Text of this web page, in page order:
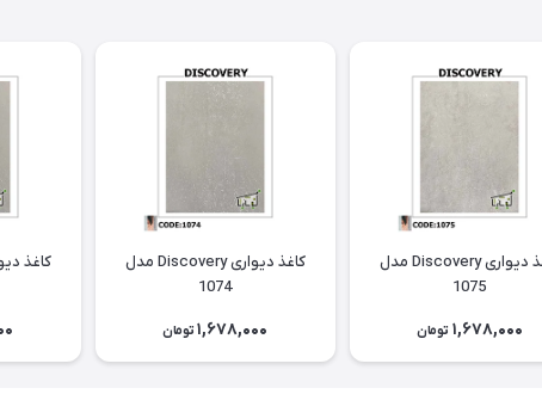
کاغذ دیواری Discovery مدل
1075
1,678,000 تومان
کاغذ دیواری Discovery مدل
1074
1,678,000 تومان